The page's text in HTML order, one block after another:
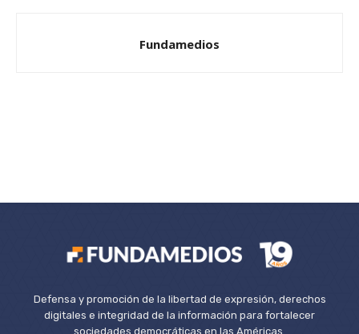
Fundamedios
Defensa y promoción de la libertad de expresión, derechos
digitales e integridad de la información para fortalecer
sociedades democráticas en las Américas.